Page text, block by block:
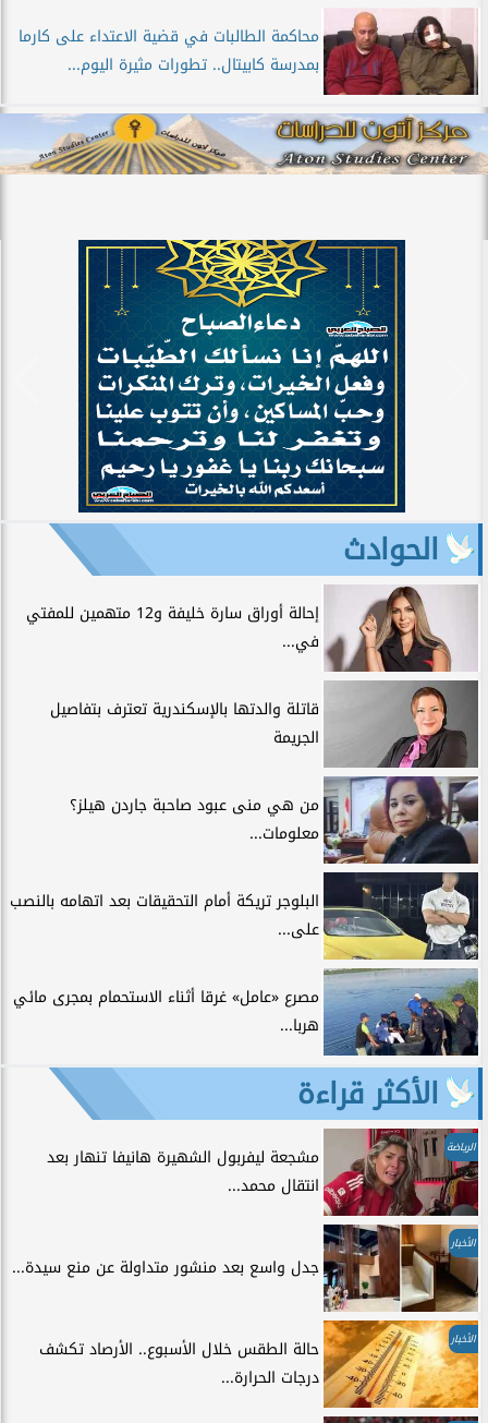
محاكمة الطالبات في قضية الاعتداء على كارما
بمدرسة كابيتال.. تطورات مثيرة اليوم...
الحوادث
إحالة أوراق سارة خليفة و12 متهمين للمفتي
في...
قاتلة والدتها بالإسكندرية تعترف بتفاصيل
الجريمة
من هي منى عبود صاحبة جاردن هيلز؟
معلومات...
البلوجر تريكة أمام التحقيقات بعد اتهامه بالنصب
على...
مصرع «عامل» غرقا أثناء الاستحمام بمجرى مائي
هربا...
الأكثر قراءة
الرياضة
مشجعة ليفربول الشهيرة هانيفا تنهار بعد
انتقال محمد...
الأخبار
جدل واسع بعد منشور متداولة عن منع سيدة...
الأخبار
حالة الطقس خلال الأسبوع.. الأرصاد تكشف
درجات الحرارة...